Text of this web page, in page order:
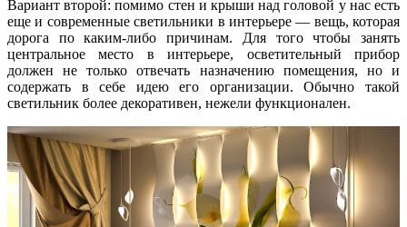
Вариант второй: помимо стен и крыши над головой у нас есть
еще и современные светильники в интерьере — вещь, которая
дорога по каким-либо причинам. Для того чтобы занять
центральное место в интерьере, осветительный прибор
должен не только отвечать назначению помещения, но и
содержать в себе идею его организации. Обычно такой
светильник более декоративен, нежели функционален.